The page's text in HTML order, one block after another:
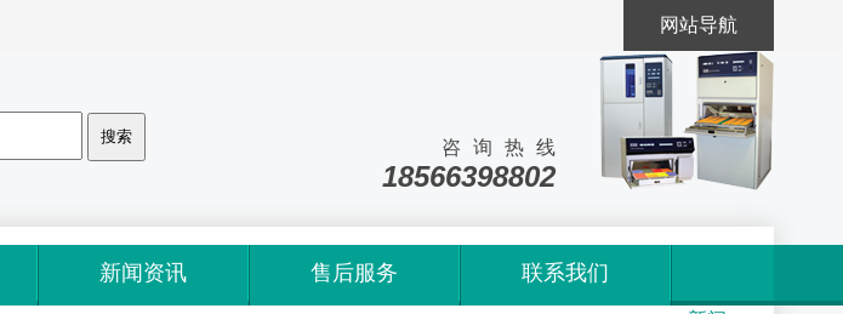
网站导航
咨询热线
18566398802
新闻资讯 售后服务 联系我们